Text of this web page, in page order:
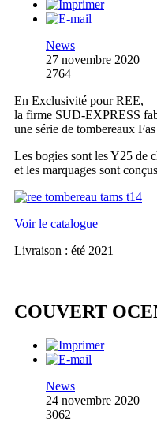
News
27 novembre 2020
2764
En Exclusivité pour REE,
la firme SUD-EXPRESS
une série de tombereaux Fas
Les bogies sont les Y25 de
et les marquages sont
Voir le catalogue
Livraison : été 2021
COUVERT
News
24 novembre 2020
3062